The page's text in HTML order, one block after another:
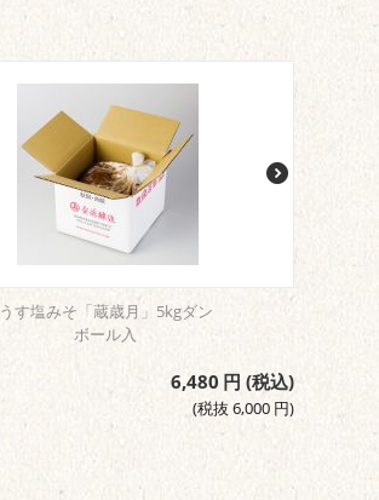
うす塩みそ「蔵歳月」5kgダン
ボール入
6,480 円 (税込)
(税抜 6,000 円)